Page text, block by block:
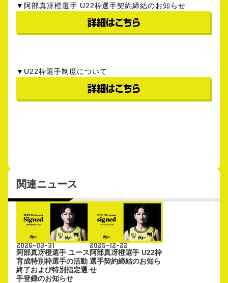
▼阿部真冴橙選手 U22枠選手契約締結のお知らせ
▼U22枠選手制度について
関連ニュース
2026-03-31
阿部真冴橙選手 ユース
育成特別枠選手の活動
終了および特別指定選
手登録のお知らせ
2025-12-22
阿部真冴橙選手 U22枠
選手契約締結のお知ら
せ